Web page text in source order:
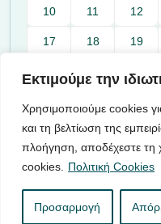
Εκτιμούμε την
Χρησιμοποιούμε cookies
και τη βελτίωση της
πλοήγηση, αποδέχεστε τη
cookies.
Πολιτική Cookies
Προσαρμογή
10 11 12
17 18 19
26
« Ιαν
© 2026 |Ενότητα |